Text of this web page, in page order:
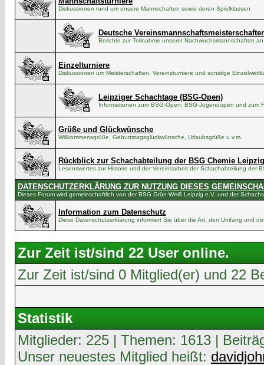
Diskussionen rund um unsere Mannschaften sowie deren Spielklassen
Deutsche
Berichte zur Teilnahme unserer Nachwuchsmannschaften
Einzelturniere
Diskussionen um Meisterschaften, Vereinsturniere und sonstige
Leipziger Schachtage (BSG-Open)
Informationen zum BSG-Open, BSG-Jugendopen und zum
Grüße und Glückwünsche
Willkommensgrüße, Geburtstagsglückwünsche, Urlaubsgrüße u.v.m.
Rückblick zur Schachabteilung der BSG Chemie Leipzig
Lesenswertes zur Historie und der Vereinsarbeit der Schachabteilung der
DATENSCHUTZERKLÄRUNG ZUR NUTZUNG DIESES
Dieses Forum wird gemeinschaftlich von der BSG Grün-Weiß Leipzig e.V. und der
Information zum Datenschutz
Diese Datenschutzerklärung informiert Sie über die Art, den Umfang und
Zur Zeit ist/sind 22 User online.
Zur Zeit ist/sind 0 Mitglied(er) und 22
Statistik
Mitglieder: 225 | Themen: 1613 |
Unser neuestes Mitglied heißt: